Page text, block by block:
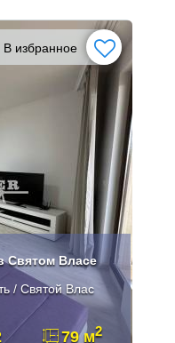
В избранное
Святом Власе
/ Святой Влас
79 м2